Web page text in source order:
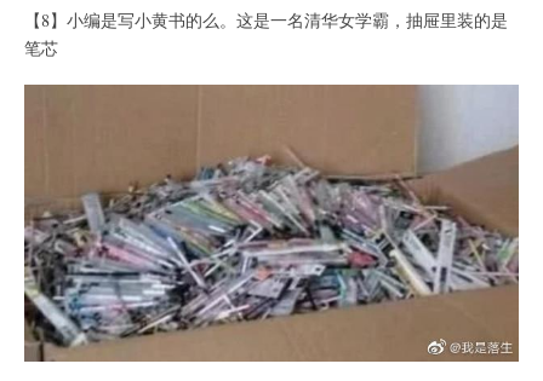
【8】小编是写小黄书的么。这是一名清华女学霸，抽屉里装的是
笔芯